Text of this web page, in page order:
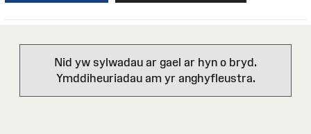
Nid yw sylwadau ar gael ar hyn o bryd.
Ymddiheuriadau am yr anghyfleustra.